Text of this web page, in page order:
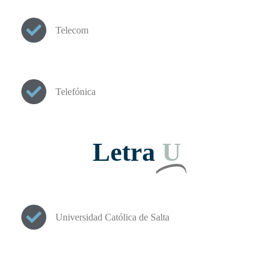
Telecom
Telefónica
Letra U
Universidad Católica de Salta